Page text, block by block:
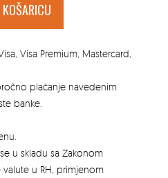
Visa Premium, Mastercard,
plaćanje navedenim
banke.
u skladu sa Zakonom
u RH, primjenom